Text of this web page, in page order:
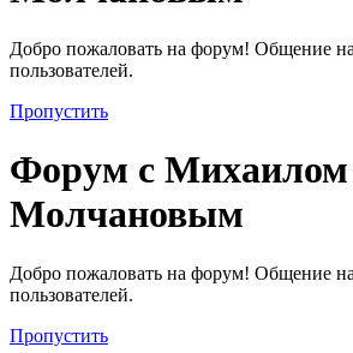
Добро пожаловать на форум! Общение
пользователей.
Пропустить
Форум с Михаилом
Молчановым
Добро пожаловать на форум! Общение
пользователей.
Пропустить